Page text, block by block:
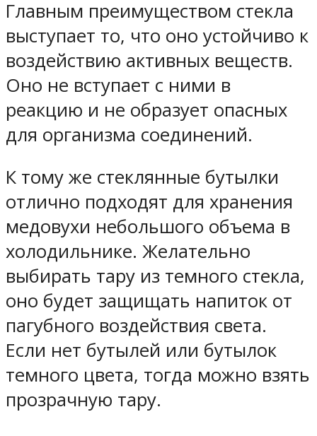
Главным преимуществом стекла
выступает то, что оно устойчиво к
воздействию активных веществ.
Оно не вступает с ними в
реакцию и не образует опасных
для организма соединений.
К тому же стеклянные бутылки
отлично подходят для хранения
медовухи небольшого объема в
холодильнике. Желательно
выбирать тару из темного стекла,
оно будет защищать напиток от
пагубного воздействия света.
Если нет бутылей или бутылок
темного цвета, тогда можно взять
прозрачную тару.